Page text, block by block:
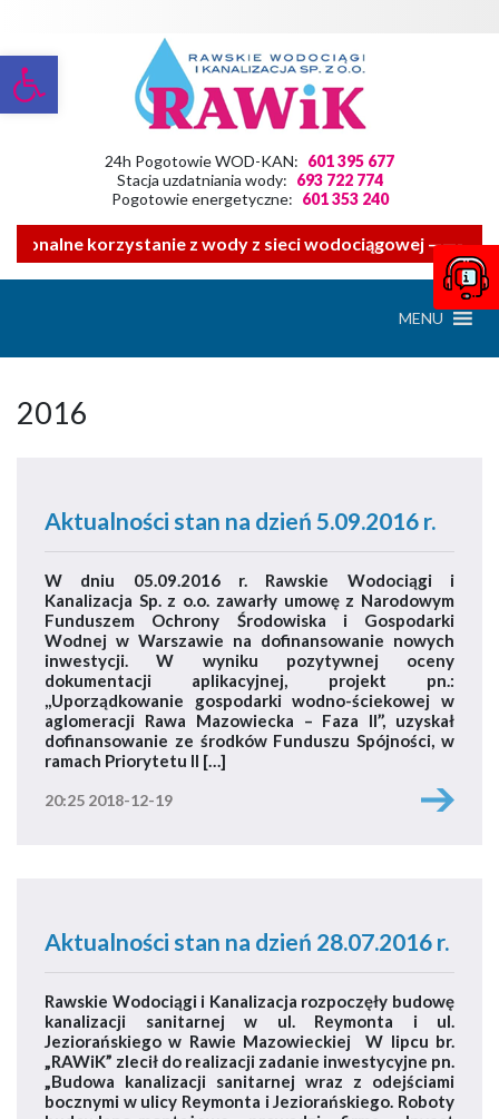
Otwórz pasek narzędzi
24h Pogotowie WOD-KAN: 601 395 677
Stacja uzdatniania wody: 693 722 774
Pogotowie energetyczne: 601 353 240
korzystanie z wody z sieci wodociągowej ——-
MENU
2016
Aktualności stan na dzień 5.09.2016 r.
W dniu 05.09.2016 r. Rawskie Wodociągi i
Kanalizacja Sp. z o.o. zawarły umowę z Narodowym
Funduszem Ochrony Środowiska i Gospodarki
Wodnej w Warszawie na dofinansowanie nowych
inwestycji. W wyniku pozytywnej oceny
dokumentacji aplikacyjnej, projekt pn.:
,,Uporządkowanie gospodarki wodno-ściekowej w
aglomeracji Rawa Mazowiecka – Faza II’’, uzyskał
dofinansowanie ze środków Funduszu Spójności, w
ramach Priorytetu II […]
20:25 2018-12-19
Aktualności stan na dzień 28.07.2016 r.
Rawskie Wodociągi i Kanalizacja rozpoczęły budowę
kanalizacji sanitarnej w ul. Reymonta i ul.
Jeziorańskiego w Rawie Mazowieckiej W lipcu br.
„RAWiK” zlecił do realizacji zadanie inwestycyjne pn.
„Budowa kanalizacji sanitarnej wraz z odejściami
bocznymi w ulicy Reymonta i Jeziorańskiego. Roboty